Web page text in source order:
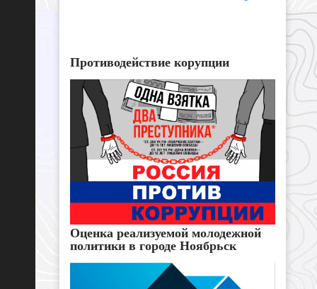
Противодействие корупции
Оценка реализуемой молодежной
политики в городе Ноябрьск